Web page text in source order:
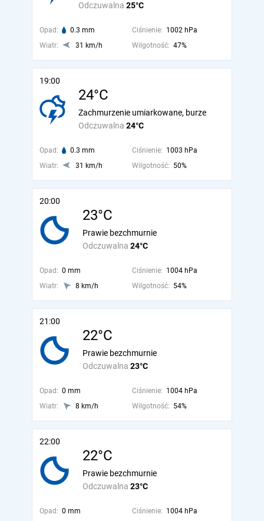
Odczuwalna 25°C
Opad: 0.3 mm Ciśnienie: 1002 hPa
Wiatr:
31 km/h Wilgotność: 47%
19:00
24°C
Odczuwalna 24°C
Zachmurzenie umiarkowane, burze
Opad: 0.3 mm Ciśnienie: 1003 hPa
Wiatr:
31 km/h Wilgotność: 50%
20:00
23°C
Odczuwalna 24°C
Prawie bezchmurnie
Opad: 0 mm Ciśnienie: 1004 hPa
Wiatr:
8 km/h Wilgotność: 54%
21:00
22°C
Odczuwalna 23°C
Prawie bezchmurnie
Opad: 0 mm Ciśnienie: 1004 hPa
Wiatr:
8 km/h Wilgotność: 54%
22:00
22°C
Odczuwalna 23°C
Prawie bezchmurnie
Opad: 0 mm Ciśnienie: 1004 hPa